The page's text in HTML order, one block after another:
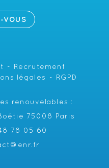
VOUS
Recrutement
légales RGPD
renouvelables :
75008 Paris
78 05 60